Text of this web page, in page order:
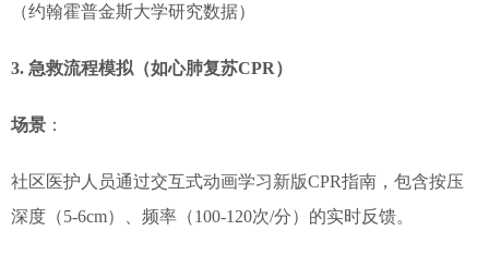
（约翰霍普金斯大学研究数据）
3. 急救流程模拟（如心肺复苏CPR）
场景 ：
社区医护人员通过交互式动画学习新版CPR指南，包含按压
深度（5-6cm）、频率（100-120次/分）的实时反馈。